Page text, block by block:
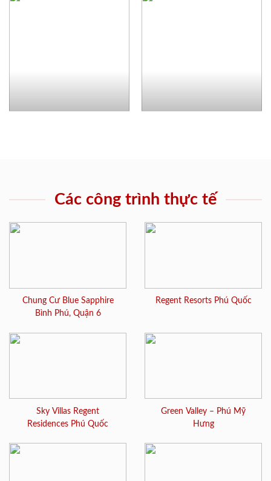
Các công trình thực tế
Chung Cư Blue Sapphire
Bình Phú, Quận 6
Regent Resorts Phú Quốc
Sky Villas Regent
Residences Phú Quốc
Green Valley – Phú Mỹ
Hưng